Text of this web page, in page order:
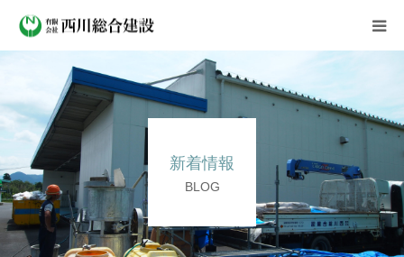
新着情報
BLOG
会社案内
事業紹介
施工実績
新着情報